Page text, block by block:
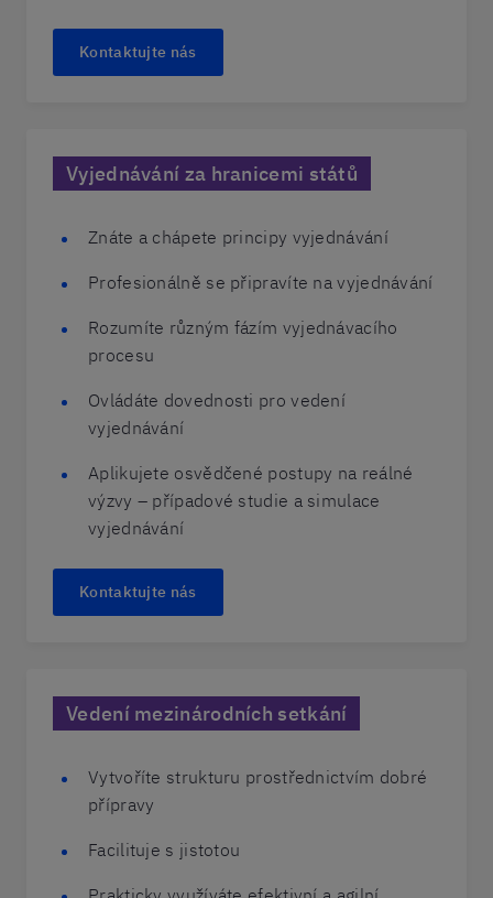
Kontaktujte nás
Vyjednávání za hranicemi států
Znáte a chápete principy vyjednávání
Profesionálně se připravíte na vyjednávání
Rozumíte různým fázím vyjednávacího
procesu
Ovládáte dovednosti pro vedení
vyjednávání
Aplikujete osvědčené postupy na reálné
výzvy – případové studie a simulace
vyjednávání
Kontaktujte nás
Vedení mezinárodních setkání
Vytvoříte strukturu prostřednictvím dobré
přípravy
Facilituje s jistotou